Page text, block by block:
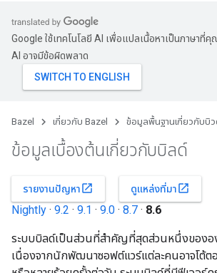
Google ใช้เทคโนโลยี AI เพื่อแปลเนื้อหาเป็นภาษาที่
AI อาจมีข้อผิดพลาด
Bazel เกี่ยวกับ Bazel ข้อมูลพื้นฐานเกี่ยวกับบิว
ข้อมูลเบื้องต้นเกี่ยวกับบิลด์
รายงานปัญหาopen_in_new ดูแหล่งที่มาopen_in_new
Nightly · 9.2 · 9.1 · 9.0 · 8.7 · 8.6
ระบบบิลด์เป็นส่วนที่สำคัญที่สุดส่วนหนึ่งของอ
เนื่องจากนักพัฒนาซอฟต์แวร์แต่ละคนอาจโต้